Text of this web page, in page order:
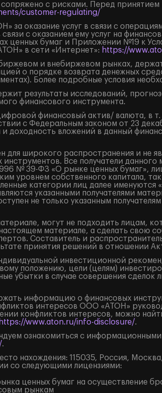
с рисками. Перед
customer-regulating/
за оказание услуг в связи с
с оказанием ему услуг на
ценных бумаг и Приложении №19 к
в сети «Интернет»: https://
биржевом и внебиржевом рынках,
о порядке возврата денежных
Более подробные условия
результаты исследований,
финансового инструмента.
финансовый актив/ валюта, в
с Федеральным законом от 23
доходность вложений в данный
для широкого распространения и не
Все получатели
№ 39-ФЗ «О рынке ценных бумаг»,
уровнем собственного капитала,
категории лиц далее
указанными получателями
не только указанным
могут не подходить лицам,
материале, а сделать свою
Составитель и
принятия решений в отношении
инвестиционной
положению, цели (целям)
убытки в случае совершения
информацию о финансовых
интересов ООО «АТОН»
конфликтов интересов, можно
https://www.aton.ru/info-disclosure/.
ознакомиться с
.
нахождения: 115035, Россия,
со следующими лицензиями:
ценных бумаг на осуществление
рынкам